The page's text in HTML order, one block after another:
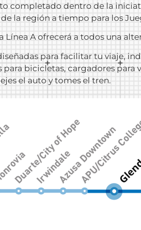
completado dentro de la
la región a tiempo para los
A ofrecerá a todos una
para facilitar tu viaje,
bicicletas, cargadores
el auto y tomes el tren.